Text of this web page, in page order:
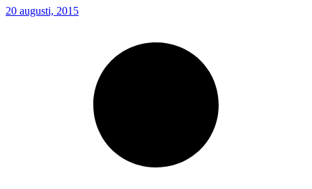
20 augusti, 2015